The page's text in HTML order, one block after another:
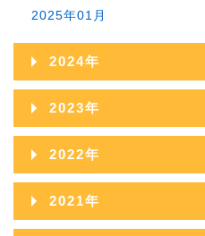
2025年01月
2024年
2024年12月
2024年11月
2024年10月
2024年09月
2023年
2023年12月
2023年11月
2023年10月
2022年
2022年12月
2022年11月
2021年